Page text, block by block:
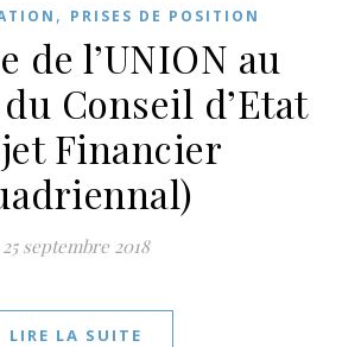
, PRISES DE POSITION
de l’UNION au
Conseil d’Etat
Financier
25 septembre 2018
LIRE LA SUITE